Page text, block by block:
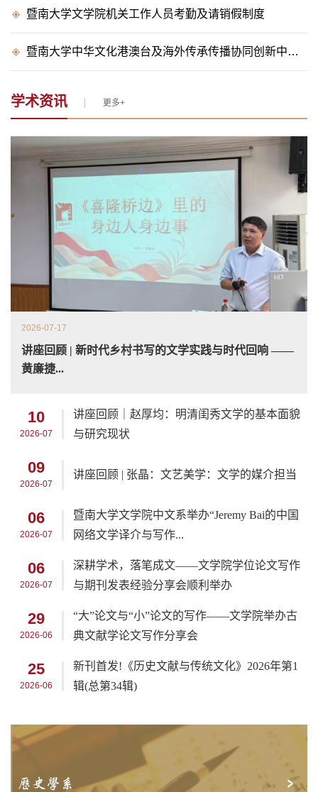
暨南大学文学院机关工作人员考勤及请销假制度
暨南大学中华文化港澳台及海外传承传播协同创新中心教研岗位公开招聘启事
学术资讯 更多+
2026-07-17
讲座回顾 | 新时代乡村书写的文学实践与时代回响 ——
黄廉捷...
10
2026-07
讲座回顾｜赵厚均：明清闺秀文学的基本面貌
与研究现状
09
2026-07
讲座回顾 | 张晶：文艺美学：文学的媒介担当
06
2026-07
暨南大学文学院中文系举办“Jeremy Bai的中国
网络文学译介与写作...
06
2026-07
深耕学术，落笔成文——文学院学位论文写作
与期刊发表经验分享会顺利举办
29
2026-06
“大”论文与“小”论文的写作——文学院举办古
典文献学论文写作分享会
25
2026-06
新刊首发!《历史文献与传统文化》2026年第1
辑(总第34辑)
历史学系